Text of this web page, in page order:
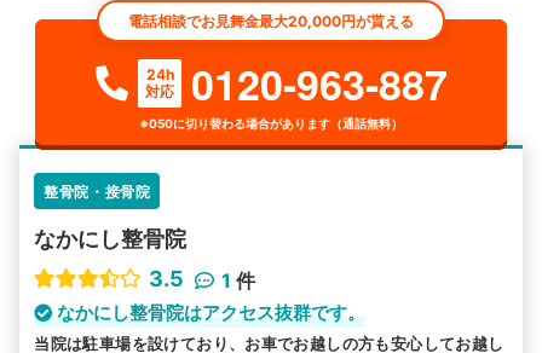
電話相談でお見舞金最大20,000円が貰える
24h
対応
0120-963-887
※050に切り替わる場合があります（通話無料）
整骨院・接骨院
なかにし整骨院
3.5
1 件
なかにし整骨院はアクセス抜群です。
当院は駐車場を設けており、お車でお越しの方も安心してお越し